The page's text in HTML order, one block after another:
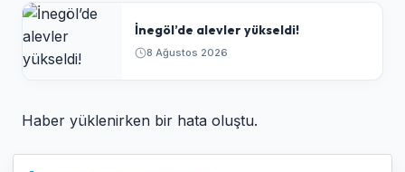
İnegöl’de alevler yükseldi!
8 Ağustos 2026
Haber yüklenirken bir hata oluştu.